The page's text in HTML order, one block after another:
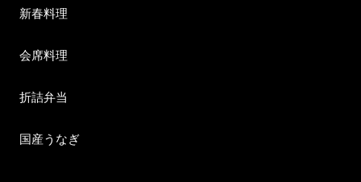
新春料理
会席料理
折詰弁当
国産うなぎ